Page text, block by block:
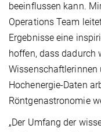
beeinflussen kann.
Operations Team
Ergebnisse eine
hoffen, dass dadurch
Hochenergie-Daten
Röntgenastronomie
„Der Umfang der